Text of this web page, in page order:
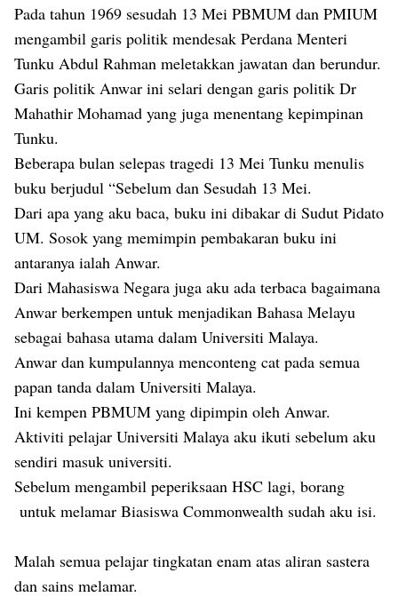
Pada tahun 1969 sesudah 13 Mei PBMUM dan PMIUM
mengambil garis politik mendesak Perdana Menteri
Tunku Abdul Rahman meletakkan jawatan dan berundur.
Garis politik Anwar ini selari dengan garis politik Dr
Mahathir Mohamad yang juga menentang kepimpinan
Tunku.
Beberapa bulan selepas tragedi 13 Mei Tunku menulis
buku berjudul “Sebelum dan Sesudah 13 Mei.
Dari apa yang aku baca, buku ini dibakar di Sudut Pidato
UM. Sosok yang memimpin pembakaran buku ini
antaranya ialah Anwar.
Dari Mahasiswa Negara juga aku ada terbaca bagaimana
Anwar berkempen untuk menjadikan Bahasa Melayu
sebagai bahasa utama dalam Universiti Malaya.
Anwar dan kumpulannya menconteng cat pada semua
papan tanda dalam Universiti Malaya.
Ini kempen PBMUM yang dipimpin oleh Anwar.
Aktiviti pelajar Universiti Malaya aku ikuti sebelum aku
sendiri masuk universiti.
Sebelum mengambil peperiksaan HSC lagi, borang
untuk melamar Biasiswa Commonwealth sudah aku isi.
Malah semua pelajar tingkatan enam atas aliran sastera
dan sains melamar.